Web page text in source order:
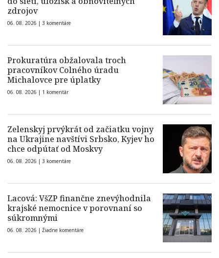
zdrojov
06. 08. 2026 | 3 komentáre
Prokuratúra obžalovala troch
pracovníkov Colného úradu
Michalovce pre úplatky
06. 08. 2026 | 1 komentár
Zelenskyj prvýkrát od začiatku vojny
na Ukrajine navštívi Srbsko, Kyjev ho
chce odpútať od Moskvy
06. 08. 2026 | 3 komentáre
Lacová: VšZP finančne znevýhodnila
krajské nemocnice v porovnaní so
súkromnými
06. 08. 2026 | Žiadne komentáre